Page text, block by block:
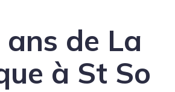
ans de La
à St So